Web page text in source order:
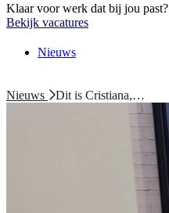
Klaar voor werk dat bij jou past?
Bekijk vacatures
Nieuws
Nieuws Dit is Cristiana,…